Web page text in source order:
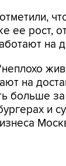
ее рост,
на
на
больше
и